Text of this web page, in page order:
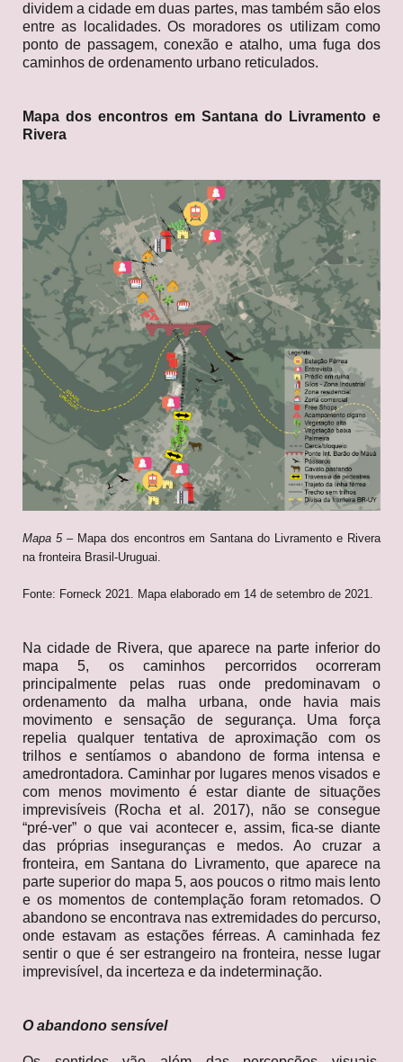
dividem a cidade em duas partes, mas também são elos
entre as localidades. Os moradores os utilizam como
ponto de passagem, conexão e atalho, uma fuga dos
caminhos de ordenamento urbano reticulados.
Mapa dos encontros em Santana do Livramento e
Rivera
Mapa 5 – Mapa dos encontros em Santana do Livramento e Rivera
na fronteira Brasil-Uruguai.
Fonte: Forneck 2021. Mapa elaborado em 14 de setembro de 2021.
Na cidade de Rivera, que aparece na parte inferior do
mapa 5, os caminhos percorridos ocorreram
principalmente pelas ruas onde predominavam o
ordenamento da malha urbana, onde havia mais
movimento e sensação de segurança. Uma força
repelia qualquer tentativa de aproximação com os
trilhos e sentíamos o abandono de forma intensa e
amedrontadora. Caminhar por lugares menos visados e
com menos movimento é estar diante de situações
imprevisíveis (Rocha et al. 2017), não se consegue
“pré-ver” o que vai acontecer e, assim, fica-se diante
das próprias inseguranças e medos. Ao cruzar a
fronteira, em Santana do Livramento, que aparece na
parte superior do mapa 5, aos poucos o ritmo mais lento
e os momentos de contemplação foram retomados. O
abandono se encontrava nas extremidades do percurso,
onde estavam as estações férreas. A caminhada fez
sentir o que é ser estrangeiro na fronteira, nesse lugar
imprevisível, da incerteza e da indeterminação.
O abandono sensível